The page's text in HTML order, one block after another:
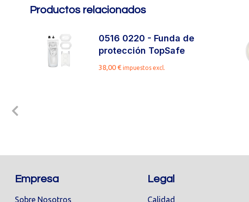
Productos relacionados
0516 0220 - Funda de
protección TopSafe
38,00€ impuestos excl.
Empresa
Sobre Nosotros
Legal
Calidad